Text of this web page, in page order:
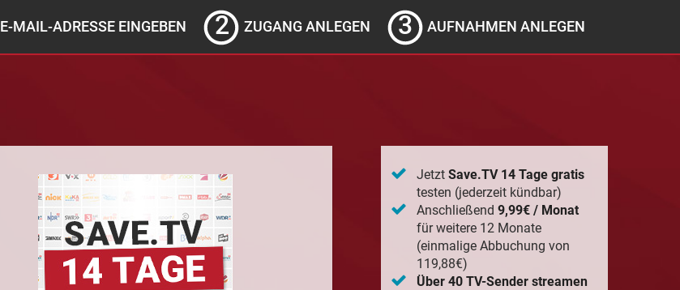
E-MAIL-ADRESSE EINGEBEN ZUGANG ANLEGEN AUFNAHMEN ANLEGEN
Jetzt Save.TV 14 Tage gratis
testen (jederzeit kündbar)
Anschließend 9,99€ / Monat
für weitere 12 Monate
(einmalige Abbuchung von
119,88€)
Über 40 TV-Sender streamen